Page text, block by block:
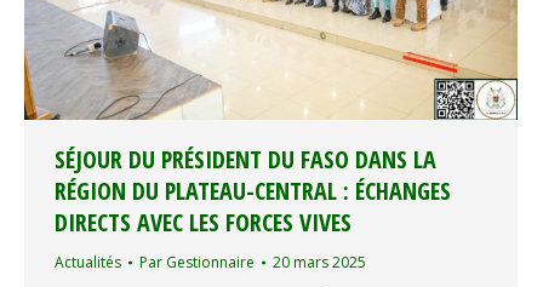
SÉJOUR DU PRÉSIDENT DU FASO DANS LA
RÉGION DU PLATEAU-CENTRAL : ÉCHANGES
DIRECTS AVEC LES FORCES VIVES
Actualités Par Gestionnaire 20 mars 2025